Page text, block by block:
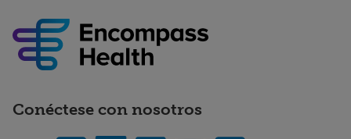
Conéctese con nosotros